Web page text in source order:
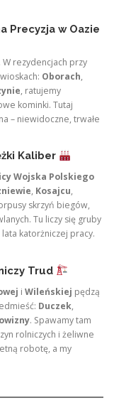
Precyzja w Oazie
rezydencjach przy
Oborach,
, ratujemy
kominki. Tutaj
– niewidoczne, trwałe
Kaliber
Wojska Polskiego
, Kosajcu,
skrzyń biegów,
Tu liczy się gruby
katorżniczej pracy.
Trud
i Wileńskiej pędzą
Duczek,
. Spawamy tam
rolniczych i żeliwne
robotę, a my